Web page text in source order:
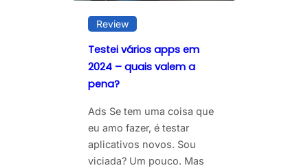
Review
Testei vários apps em
2024 – quais valem a
pena?
Ads Se tem uma coisa que
eu amo fazer, é testar
aplicativos novos. Sou
viciada? Um pouco. Mas